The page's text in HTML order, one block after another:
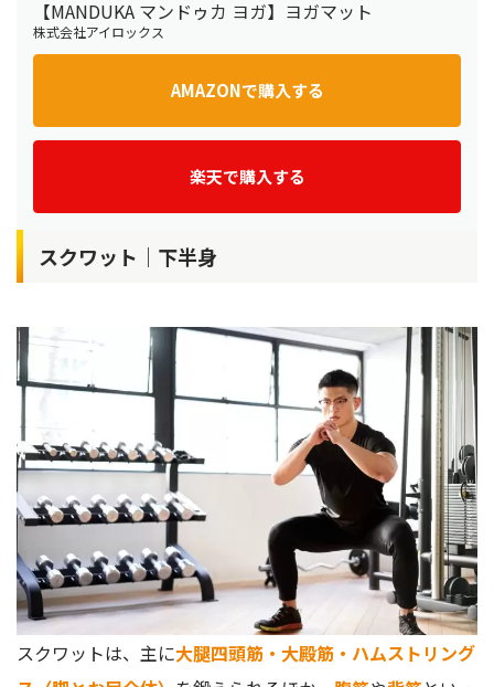
【MANDUKA マンドゥカ ヨガ】ヨガマット
株式会社アイロックス
AMAZONで購入する
楽天で購入する
スクワット｜下半身
スクワットは、主に大腿四頭筋・大殿筋・ハムストリング